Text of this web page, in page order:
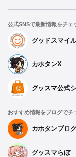
公式SNSで最新情報をチェ
グッドスマイ
カホタンX
グッスマ公式
おすすめ情報をブログでチ
カホタンブログ
グッスマらぼ